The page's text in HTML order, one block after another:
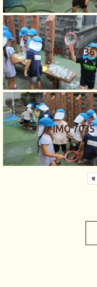
s-IMG 7036
s-IMG 7035
«